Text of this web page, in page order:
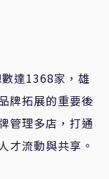
達1368家，雄
牌拓展的重要後
管理多店，打通
才流動與共享。